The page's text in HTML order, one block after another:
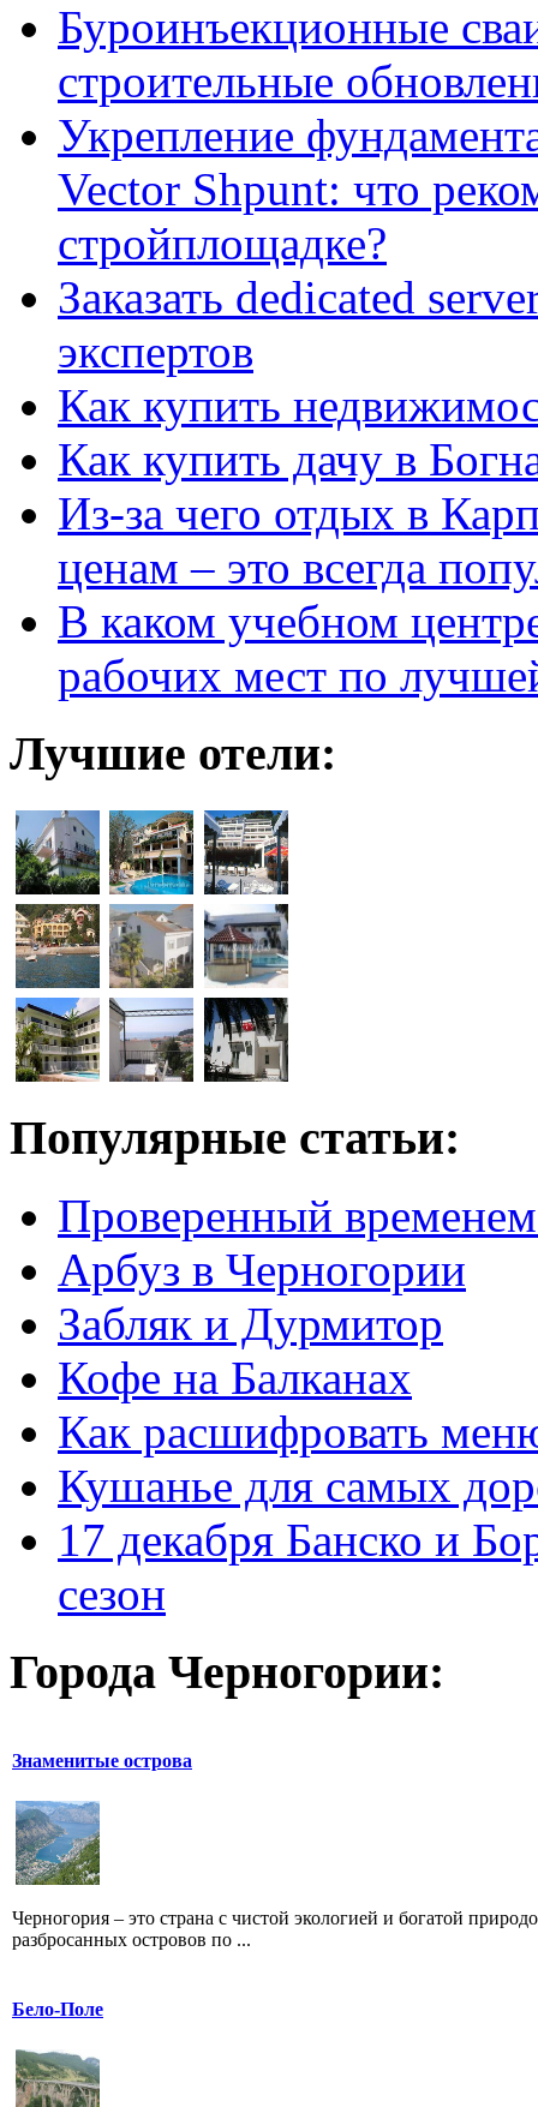
Буроинъекционные
строительные
Укрепление
Vector Shpunt: что
стройплощадке?
Заказать dedicated
экспертов
Как купить
Как купить дачу в
Из-за чего отдых в
ценам – это всегда
В каком учебном
рабочих мест по
Лучшие отели:
Популярные статьи:
Проверенный временем
Арбуз в Черногории
Забляк и Дурмитор
Кофе на Балканах
Как расшифровать
Кушанье для самых
17 декабря Банско и
сезон
Города Черногории:
Знаменитые острова
Черногория – это страна с чистой экологией и богатой
разбросанных островов по ...
Бело-Поле